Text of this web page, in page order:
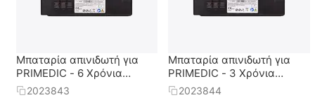
Μπαταρία απινιδωτή για
PRIMEDIC - 6 Χρόνια
Διάρκεια Ζωής
2023843
Μπαταρία απινιδωτή για
PRIMEDIC - 3 Χρόνια
Διάρκεια Ζωής
2023844